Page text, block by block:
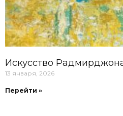
Искусство
13 января, 2026
Перейти »